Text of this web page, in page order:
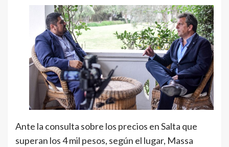
Ante la consulta sobre los precios en Salta que
superan los 4 mil pesos, según el lugar, Massa